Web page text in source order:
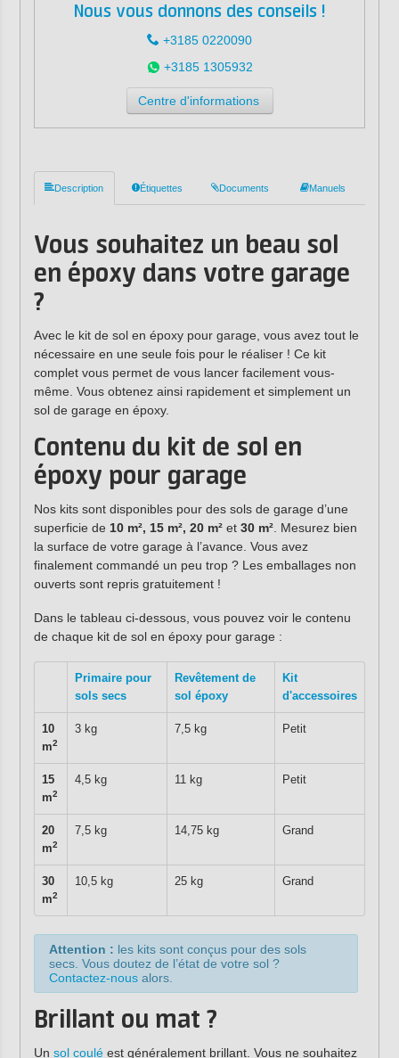
Nous vous donnons des conseils !
+3185 0220090
+3185 1305932
Centre d'informations
Description Étiquettes Documents Manuels
Vous souhaitez un beau sol
en époxy dans votre garage
?
Avec le kit de sol en époxy pour garage, vous avez tout le
nécessaire en une seule fois pour le réaliser ! Ce kit
complet vous permet de vous lancer facilement vous-
même. Vous obtenez ainsi rapidement et simplement un
sol de garage en époxy.
Contenu du kit de sol en
époxy pour garage
Nos kits sont disponibles pour des sols de garage d’une
superficie de 10 m², 15 m², 20 m²et 30 m². Mesurez bien
la surface de votre garage à l’avance. Vous avez
finalement commandé un peu trop ? Les emballages non
ouverts sont repris gratuitement !
Dans le tableau ci-dessous, vous pouvez voir le contenu
de chaque kit de sol en époxy pour garage :
Primaire pour
sols secs
Revêtement de
sol époxy
Kit
d'accessoires
10
m2
3 kg 7,5 kg Petit
15
m2
4,5 kg 11 kg Petit
20
m2
7,5 kg 14,75 kg Grand
30
m2
10,5 kg 25 kg Grand
Attention : les kits sont conçus pour des sols
secs. Vous doutez de l’état de votre sol ?
Contactez-nousalors.
Brillant ou mat ?
Un sol couléest généralement brillant. Vous ne souhaitez